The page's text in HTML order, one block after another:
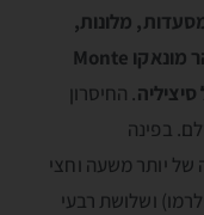
מלונות,
בארים ועוד ובעיקר הנוף המטריף של הר מונאקו Monte
. החיסרון
בפינה
של יותר משעה וחצי
ושלושת רבעי